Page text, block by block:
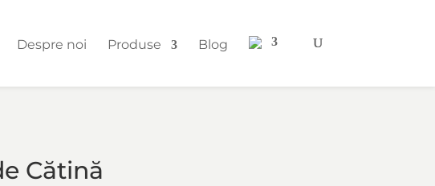
Despre noi Produse Blog
Cătină